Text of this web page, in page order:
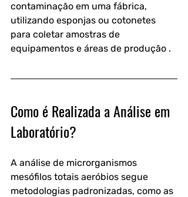
contaminação em uma fábrica,
utilizando esponjas ou cotonetes
para coletar amostras de
equipamentos e áreas de produção .
Como é Realizada a Análise em
Laboratório?
A análise de microrganismos
mesófilos totais aeróbios segue
metodologias padronizadas, como as